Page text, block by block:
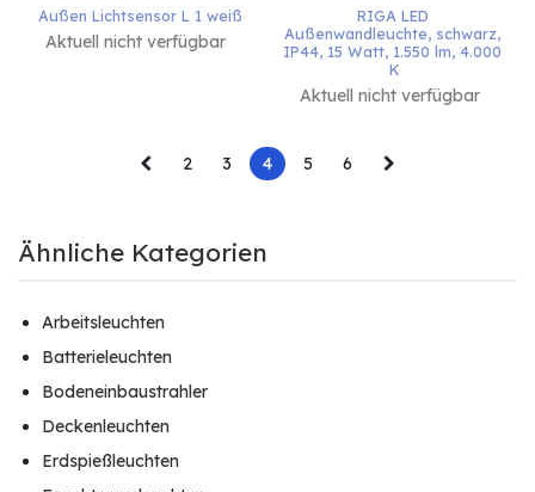
Außen Lichtsensor L 1 weiß
Aktuell nicht verfügbar
RIGA LED
Außenwandleuchte, schwarz,
IP44, 15 Watt, 1.550 lm, 4.000
K
Aktuell nicht verfügbar
2 3 4 5 6
Ähnliche Kategorien
Arbeitsleuchten
Batterieleuchten
Bodeneinbaustrahler
Deckenleuchten
Erdspießleuchten